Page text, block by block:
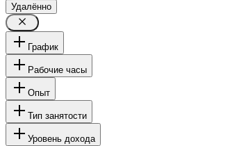
Удалённо
График
Рабочие часы
Опыт
Тип занятости
Уровень дохода